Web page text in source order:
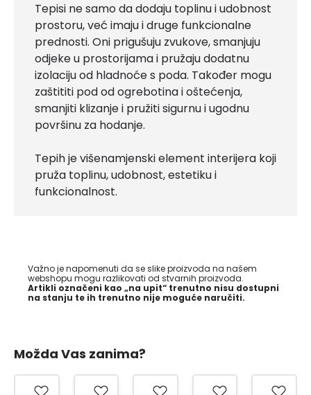
Tepisi ne samo da dodaju toplinu i udobnost
prostoru, već imaju i druge funkcionalne
prednosti. Oni prigušuju zvukove, smanjuju
odjeke u prostorijama i pružaju dodatnu
izolaciju od hladnoće s poda. Također mogu
zaštititi pod od ogrebotina i oštećenja,
smanjiti klizanje i pružiti sigurnu i ugodnu
površinu za hodanje.
Tepih je višenamjenski element interijera koji
pruža toplinu, udobnost, estetiku i
funkcionalnost.
Važno je napomenuti da se slike proizvoda na našem
webshopu mogu razlikovati od stvarnih proizvoda.
Artikli označeni kao „na upit“ trenutno nisu dostupni
na stanju te ih trenutno nije moguće naručiti.
Možda Vas zanima?